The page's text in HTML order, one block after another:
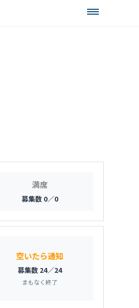
満席
募集数 0／0
空いたら通知
募集数 24／24
まもなく終了